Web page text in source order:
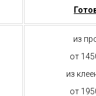
из
от
из
от